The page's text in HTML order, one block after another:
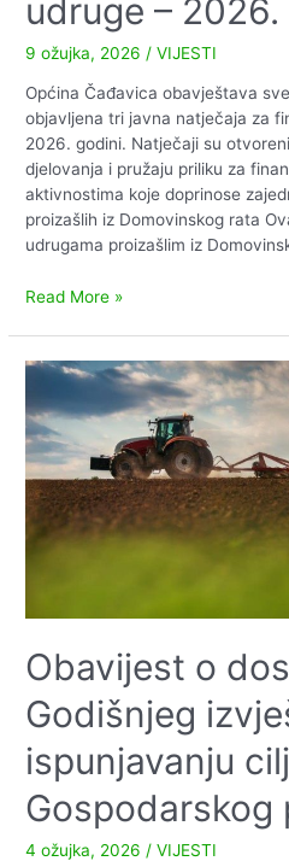
udruge –
9 ožujka, 2026 /VIJESTI
Općina Čađavica obavještava
objavljena tri javna natječaja za
2026. godini. Natječaji su
djelovanja i pružaju priliku za
aktivnostima koje doprinose
proizašlih iz Domovinskog rata
udrugama proizašlim iz
Objavljeni
za
–
2026.
godina
Read More »
Obavijest o
Godišnjeg
ispunjavanju
Gospodarskog
4 ožujka, 2026 /VIJESTI